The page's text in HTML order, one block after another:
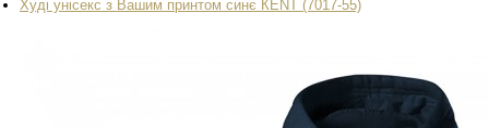
Худі унісекс з Вашим принтом синє КENT (7017-55)